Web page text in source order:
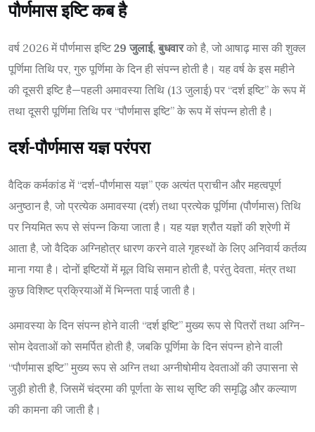
पौर्णमास इष्टि कब है
वर्ष 2026 में पौर्णमास इष्टि29 जुलाई, बुधवारको है, जो आषाढ़ मास की शुक्ल
पूर्णिमा तिथि पर, गुरु पूर्णिमा के दिन ही संपन्न होती है। यह वर्ष के इस महीने
की दूसरी इष्टि है—पहली अमावस्या तिथि (13 जुलाई) पर “दर्श इष्टि” के रूप में
तथा दूसरी पूर्णिमा तिथि पर “पौर्णमास इष्टि” के रूप में संपन्न होती है।
दर्श-पौर्णमास यज्ञ परंपरा
वैदिक कर्मकांड में “दर्श-पौर्णमास यज्ञ” एक अत्यंत प्राचीन और महत्वपूर्ण
अनुष्ठान है, जो प्रत्येक अमावस्या (दर्श) तथा प्रत्येक पूर्णिमा (पौर्णमास) तिथि
पर नियमित रूप से संपन्न किया जाता है। यह यज्ञ श्रौत यज्ञों की श्रेणी में
आता है, जो वैदिक अग्निहोत्र धारण करने वाले गृहस्थों के लिए अनिवार्य कर्तव्य
माना गया है। दोनों इष्टियों में मूल विधि समान होती है, परंतु देवता, मंत्र तथा
कुछ विशिष्ट प्रक्रियाओं में भिन्नता पाई जाती है।
अमावस्या के दिन संपन्न होने वाली “दर्श इष्टि” मुख्य रूप से पितरों तथा अग्नि-
सोम देवताओं को समर्पित होती है, जबकि पूर्णिमा के दिन संपन्न होने वाली
“पौर्णमास इष्टि” मुख्य रूप से अग्नि तथा अग्नीषोमीय देवताओं की उपासना से
जुड़ी होती है, जिसमें चंद्रमा की पूर्णता के साथ सृष्टि की समृद्धि और कल्याण
की कामना की जाती है।